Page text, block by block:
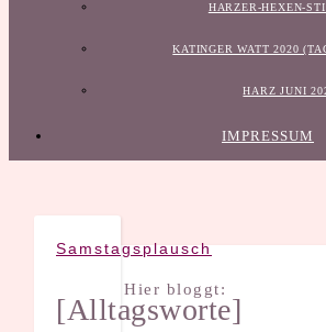
HARZER-HEXEN-
KATINGER WATT 2020
HARZ JUNI
IMPRESSUM
Samstagsplausch
[Alltagsworte]
Hier bloggt: